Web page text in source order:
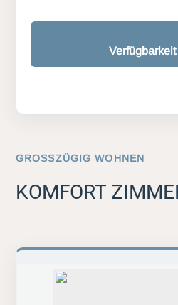
GROSSZÜGIG WOHNEN
KOMFORT